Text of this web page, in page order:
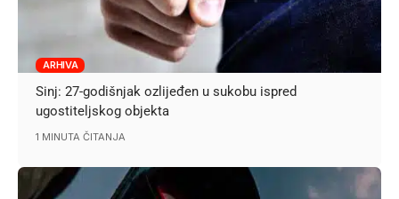
ARHIVA
Sinj: 27-godišnjak ozlijeđen u sukobu ispred
ugostiteljskog objekta
1 MINUTA ČITANJA